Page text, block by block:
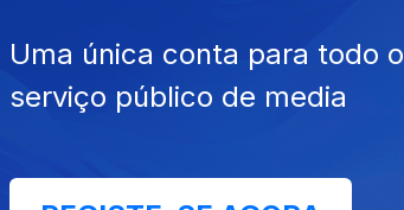
Uma única conta para todo o
serviço público de media